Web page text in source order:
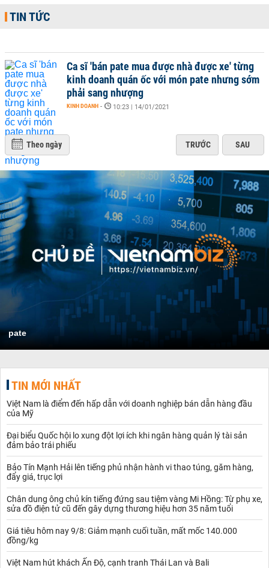
TIN TỨC
Ca sĩ 'bán pate mua được nhà được xe' từng
kinh doanh quán ốc với món pate nhưng sớm
phải sang nhượng
KINH DOANH - 10:23 | 14/01/2021
Theo ngày TRƯỚC SAU
pate
TIN MỚI NHẤT
Việt Nam là điểm đến hấp dẫn với doanh nghiệp bán dẫn hàng đầu
của Mỹ
Đại biểu Quốc hội lo xung đột lợi ích khi ngân hàng quản lý tài sản
đảm bảo trái phiếu
Bảo Tín Mạnh Hải lên tiếng phủ nhận hành vi thao túng, găm hàng,
đẩy giá, trục lợi
Chân dung ông chủ kín tiếng đứng sau tiệm vàng Mi Hồng: Từ phụ xe,
sửa đồ điện tử cũ đến gây dựng thương hiệu hơn 35 năm tuổi
Giá tiêu hôm nay 9/8: Giảm mạnh cuối tuần, mất mốc 140.000
đồng/kg
Việt Nam hút khách Ấn Độ, cạnh tranh Thái Lan và Bali